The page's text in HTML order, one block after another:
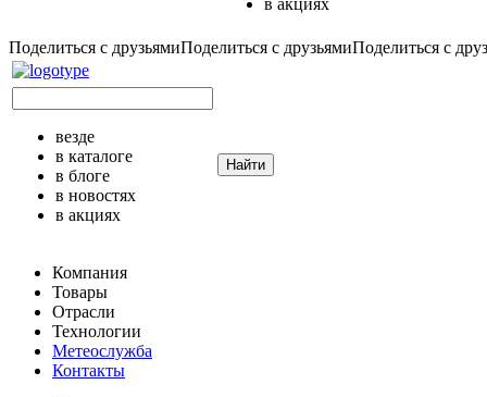
в акциях
Поделиться с друзьямиПоделиться с друзьямиПоделиться с
везде
в каталоге
в блоге
в новостях
в акциях
Найти
Компания
Товары
Отрасли
Технологии
Метеослужба
Контакты